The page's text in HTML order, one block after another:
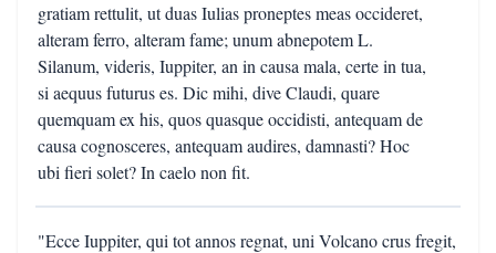
gratiam rettulit, ut duas Iulias proneptes meas occideret,
alteram ferro, alteram fame; unum abnepotem L.
Silanum, videris, Iuppiter, an in causa mala, certe in tua,
si aequus futurus es. Dic mihi, dive Claudi, quare
quemquam ex his, quos quasque occidisti, antequam de
causa cognosceres, antequam audires, damnasti? Hoc
ubi fieri solet? In caelo non fit.
"Ecce Iuppiter, qui tot annos regnat, uni Volcano crus fregit,